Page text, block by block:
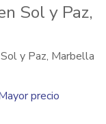
Sol y Paz,
y Paz, Marbella
precio